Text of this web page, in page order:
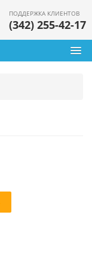
ПОДДЕРЖКА КЛИЕНТОВ
(342) 255-42-17